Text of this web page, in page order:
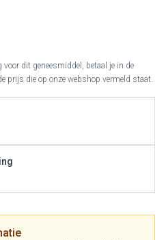
dit geneesmiddel, betaal je in de
prijs die op onze webshop vermeld staat.